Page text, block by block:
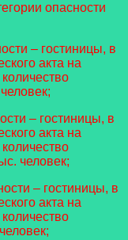
опасности
– гостиницы, в
акта на
– гостиницы, в
акта на
человек;
– гостиницы, в
акта на